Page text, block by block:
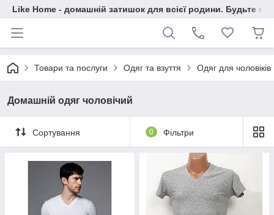
Like Home - домашній затишок для всієї родини. Будьте як
Товари та послуги Одяг та взуття Одяг для чоловіків
Домашній одяг чоловічий
Сортування 0 Фільтри